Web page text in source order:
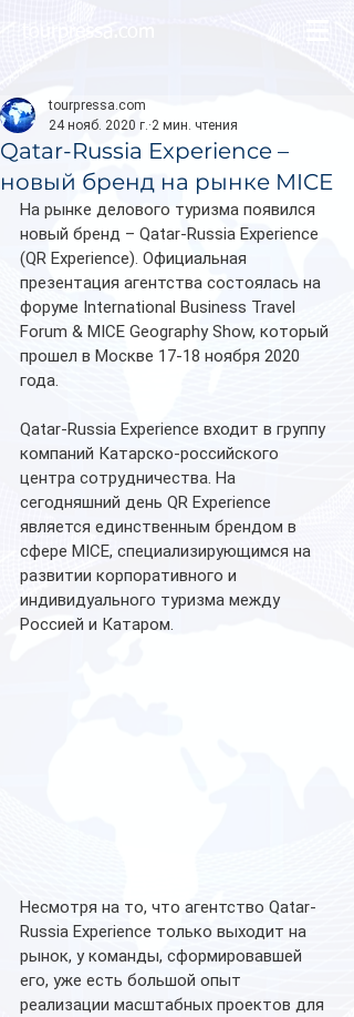
Qatar-Russia Experience –
новый бренд на рынке MICE
tourpressa.com
24 нояб. 2020 г. 2 мин. чтения
На рынке делового туризма появился
новый бренд – Qatar-Russia Experience
(QR Experience). Официальная
презентация агентства состоялась на
форуме International Business Travel
Forum & MICE Geography Show, который
прошел в Москве 17-18 ноября 2020
года.
Qatar-Russia Experience входит в группу
компаний Катарско-российского
центра сотрудничества. На
сегодняшний день QR Experience
является единственным брендом в
сфере MICE, специализирующимся на
развитии корпоративного и
индивидуального туризма между
Россией и Катаром.
Несмотря на то, что агентство Qatar-
Russia Experience только выходит на
рынок, у команды, сформировавшей
его, уже есть большой опыт
реализации масштабных проектов для